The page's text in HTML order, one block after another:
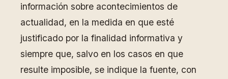
información sobre acontecimientos de
actualidad, en la medida en que esté
justificado por la finalidad informativa y
siempre que, salvo en los casos en que
resulte imposible, se indique la fuente, con